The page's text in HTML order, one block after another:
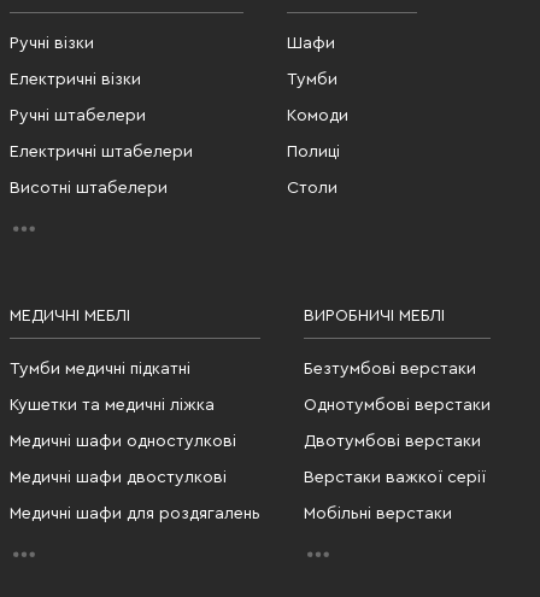
Ручні візки
Електричні візки
Ручні штабелери
Електричні штабелери
Висотні штабелери
Шафи
Тумби
Комоди
Полиці
Столи
МЕДИЧНІ МЕБЛІ
Тумби медичні підкатні
Кушетки та медичні ліжка
Медичні шафи одностулкові
Медичні шафи двостулкові
Медичні шафи для роздягалень
ВИРОБНИЧІ МЕБЛІ
Безтумбові верстаки
Однотумбові верстаки
Двотумбові верстаки
Верстаки важкої серії
Мобільні верстаки